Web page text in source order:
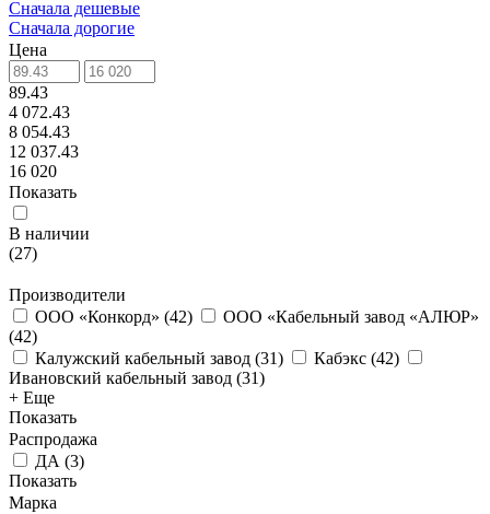
Сначала дешевые
Сначала дорогие
Цена
89.43
4 072.43
8 054.43
12 037.43
16 020
Показать
В наличии
(27)
Производители
ООО «Конкорд» (42)
ООО «Кабельный завод «АЛЮР»
(42)
Калужский кабельный завод (31) Кабэкс (42)
Ивановский кабельный завод (31)
+ Еще
Показать
Распродажа
ДА (3)
Показать
Марка